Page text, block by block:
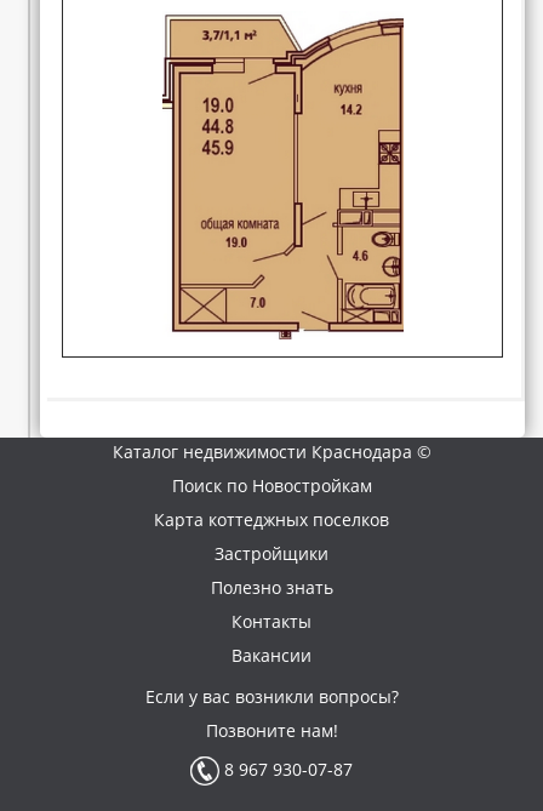
Каталог недвижимости Краснодара ©
Поиск по Новостройкам
Карта коттеджных поселков
Застройщики
Полезно знать
Контакты
Вакансии
Если у вас возникли вопросы?
Позвоните нам!
8 967 930-07-87